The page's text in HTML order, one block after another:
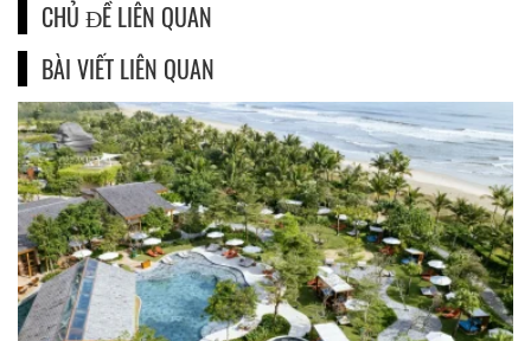
CHỦ ĐỀ LIÊN QUAN
BÀI VIẾT LIÊN QUAN